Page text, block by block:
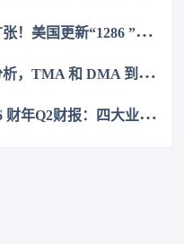
管
制范围持续扩张！美国更新“1286 ”清单，复旦、上交等上榜
同
样是热机械分析，TMA 和 DMA 到底怎么选？一次讲清
赛
默飞发布2026 财年Q2财报：四大业务全线增长